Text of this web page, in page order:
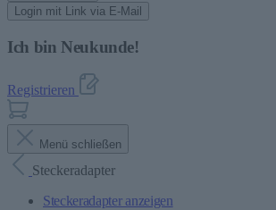
Login mit Link via E-Mail
Ich bin Neukunde!
Registrieren
Menü schließen
Steckeradapter
Steckeradapter anzeigen